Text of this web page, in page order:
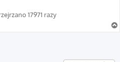
17971 razy